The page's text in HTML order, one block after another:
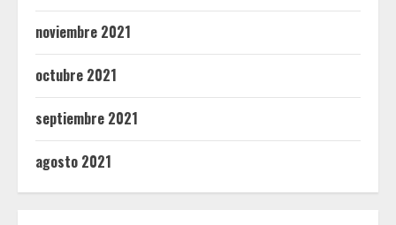
noviembre 2021
octubre 2021
septiembre 2021
agosto 2021